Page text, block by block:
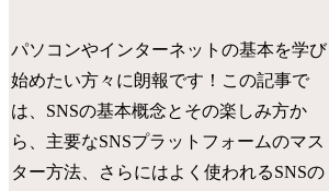
パソコンやインターネットの基本を学び
始めたい方々に朗報です！この記事で
は、SNSの基本概念とその楽しみ方か
ら、主要なSNSプラットフォームのマス
ター方法、さらにはよく使われるSNSの